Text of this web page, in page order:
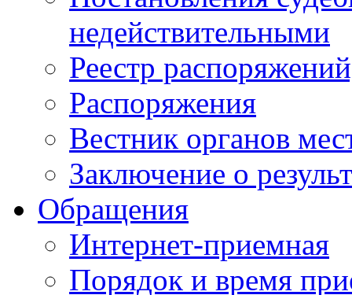
недействительными
Реестр
Распоряжения
Вестник органов
Заключение о
Обращения
Интернет-приемная
Порядок и время